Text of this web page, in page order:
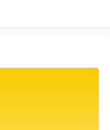
(после VIP)